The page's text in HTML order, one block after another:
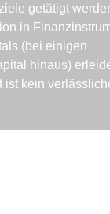
getätigt
in
(bei einigen
hinaus)
ist kein